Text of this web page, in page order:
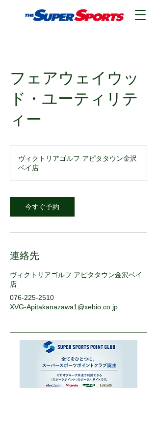
フェアウェイウッ
ド・ユーティリテ
ィー
ヴィクトリアゴルフ アピタタウン金沢
ベイ店
今すぐ予約
連絡先
ヴィクトリアゴルフ アピタタウン金沢ベイ
店
076-225-2510
XVG-Apitakanazawa1@xebio.co.jp